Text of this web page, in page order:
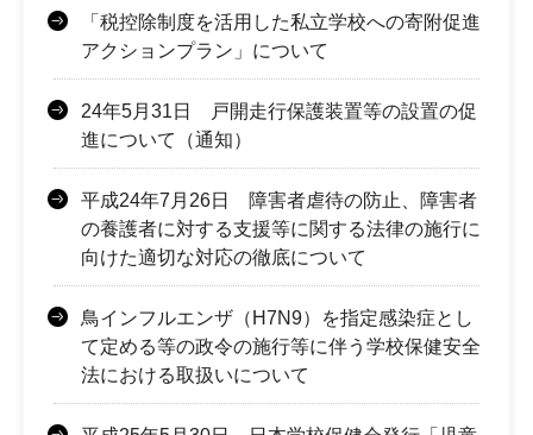
「税控除制度を活用した私立学校への寄附促進
アクションプラン」について
24年5月31日 戸開走行保護装置等の設置の促
進について（通知）
平成24年7月26日 障害者虐待の防止、障害者
の養護者に対する支援等に関する法律の施行に
向けた適切な対応の徹底について
鳥インフルエンザ（H7N9）を指定感染症とし
て定める等の政令の施行等に伴う学校保健安全
法における取扱いについて